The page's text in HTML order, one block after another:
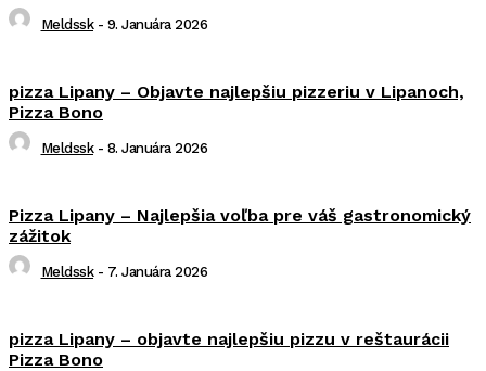
Meldssk - 9. Januára 2026
pizza Lipany – Objavte najlepšiu pizzeriu v Lipanoch,
Pizza Bono
Meldssk - 8. Januára 2026
Pizza Lipany – Najlepšia voľba pre váš gastronomický
zážitok
Meldssk - 7. Januára 2026
pizza Lipany – objavte najlepšiu pizzu v reštaurácii
Pizza Bono